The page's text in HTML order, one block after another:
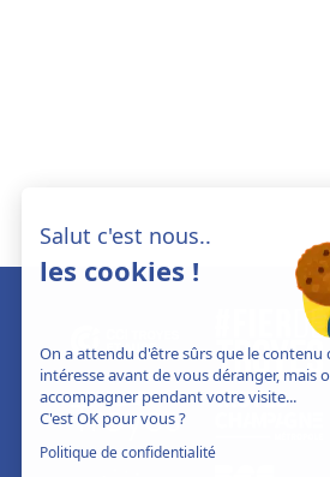
Salut c'est nous..
les cookies !
On a attendu d'être sûrs que le contenu
intéresse avant de vous déranger, mais
accompagner pendant votre visite...
C'est OK pour vous ?
Politique de confidentialité